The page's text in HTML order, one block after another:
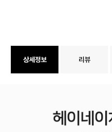
상세정보 리뷰